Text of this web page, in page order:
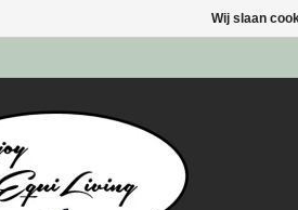
Wij slaan